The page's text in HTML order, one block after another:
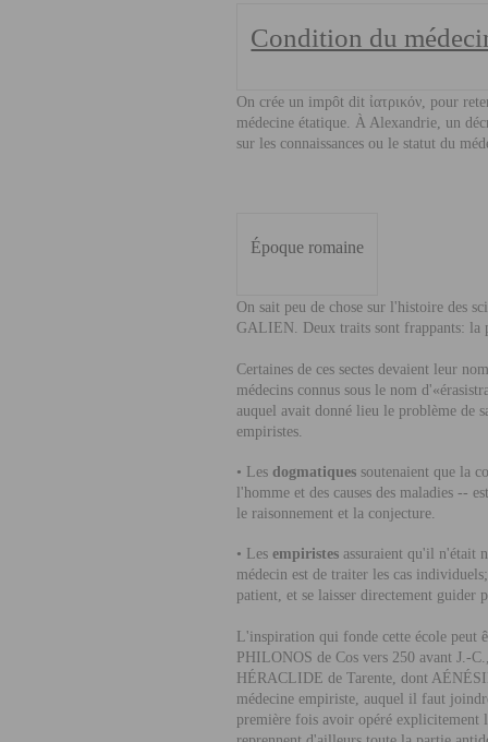
Condition du
On crée un impôt dit ἰατρικόν, pour
médecine étatique. À Alexandrie, un
sur les connaissances ou le statut du
Époque romaine
On sait peu de chose sur l'histoire des
GALIEN . Deux traits sont frappants: la
Certaines de ces sectes devaient leur
médecins connus sous le nom
auquel avait donné lieu le problème de
empiristes.
• Lesdogmatiques soutenaient que la
l'homme et des causes des maladies --
le raisonnement et la conjecture.
• Lesempiristes assuraient qu'il n'était
médecin est de traiter les cas
patient, et se laisser directement guider
L'inspiration qui fonde cette école peut
PHILONOS de Cos vers 250 avant J.-
HÉRACLIDE de Tarente, dont
médecine empiriste, auquel il faut
première fois avoir opéré explicitement